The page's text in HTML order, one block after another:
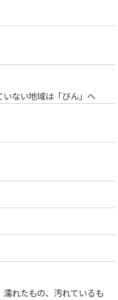
ない地域は「びん」へ
れたもの、汚れているも